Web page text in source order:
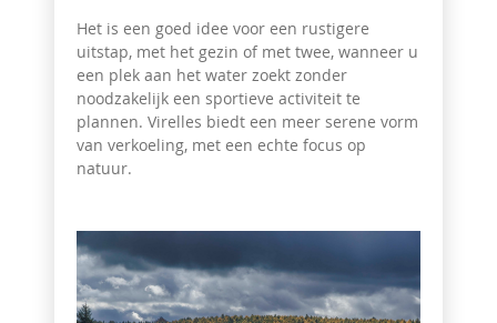
Het is een goed idee voor een rustigere
uitstap, met het gezin of met twee, wanneer u
een plek aan het water zoekt zonder
noodzakelijk een sportieve activiteit te
plannen. Virelles biedt een meer serene vorm
van verkoeling, met een echte focus op
natuur.